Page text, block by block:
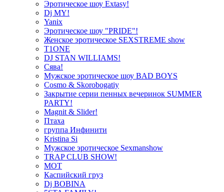
Эротическое шоу Extasy!
Dj MY!
Yanix
Эротическое шоу "PRIDE"!
Женское эротическое SEXSTREME show
T1ONE
DJ STAN WILLIAMS!
Сява!
Мужское эротическое шоу BAD BOYS
Cosmo & Skorobogatiy
Закрытие серии пенных вечеринок SUMMER
PARTY!
Magnit & Slider!
Птаха
группа Инфинити
Kristina Si
Мужское эротическое Sexmanshow
TRAP CLUB SHOW!
МОТ
Каспийский груз
Dj BOBINA